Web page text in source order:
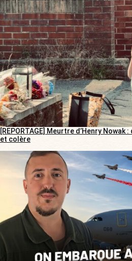
[REPORTAGE] Meurtre d’Henry
et colère